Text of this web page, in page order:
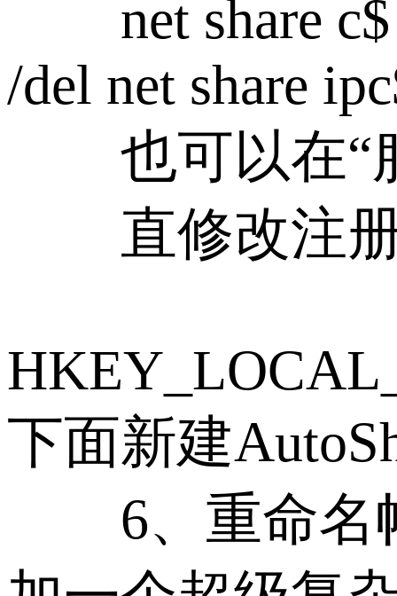
net share c$ /
/del net share
也可以在“服
直修改注册
下面新建
6、重命名帐